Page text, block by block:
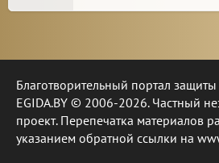
Благотворительный портал
EGIDA.BY © 2006-2026. Частный
проект. Перепечатка материалов
указанием обратной ссылки на